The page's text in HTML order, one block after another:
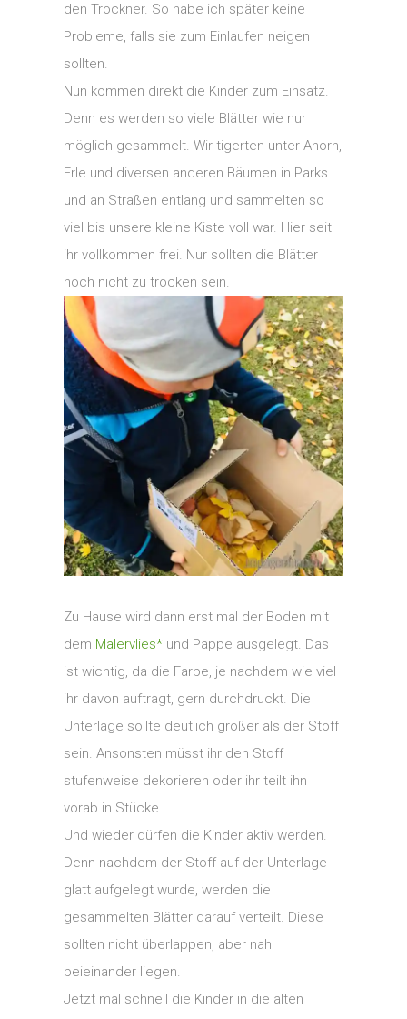
den Trockner. So habe ich später keine
Probleme, falls sie zum Einlaufen neigen
sollten.
Nun kommen direkt die Kinder zum Einsatz.
Denn es werden so viele Blätter wie nur
möglich gesammelt. Wir tigerten unter Ahorn,
Erle und diversen anderen Bäumen in Parks
und an Straßen entlang und sammelten so
viel bis unsere kleine Kiste voll war. Hier seit
ihr vollkommen frei. Nur sollten die Blätter
noch nicht zu trocken sein.
Zu Hause wird dann erst mal der Boden mit
dem Malervlies* und Pappe ausgelegt. Das
ist wichtig, da die Farbe, je nachdem wie viel
ihr davon auftragt, gern durchdruckt. Die
Unterlage sollte deutlich größer als der Stoff
sein. Ansonsten müsst ihr den Stoff
stufenweise dekorieren oder ihr teilt ihn
vorab in Stücke.
Und wieder dürfen die Kinder aktiv werden.
Denn nachdem der Stoff auf der Unterlage
glatt aufgelegt wurde, werden die
gesammelten Blätter darauf verteilt. Diese
sollten nicht überlappen, aber nah
beieinander liegen.
Jetzt mal schnell die Kinder in die alten